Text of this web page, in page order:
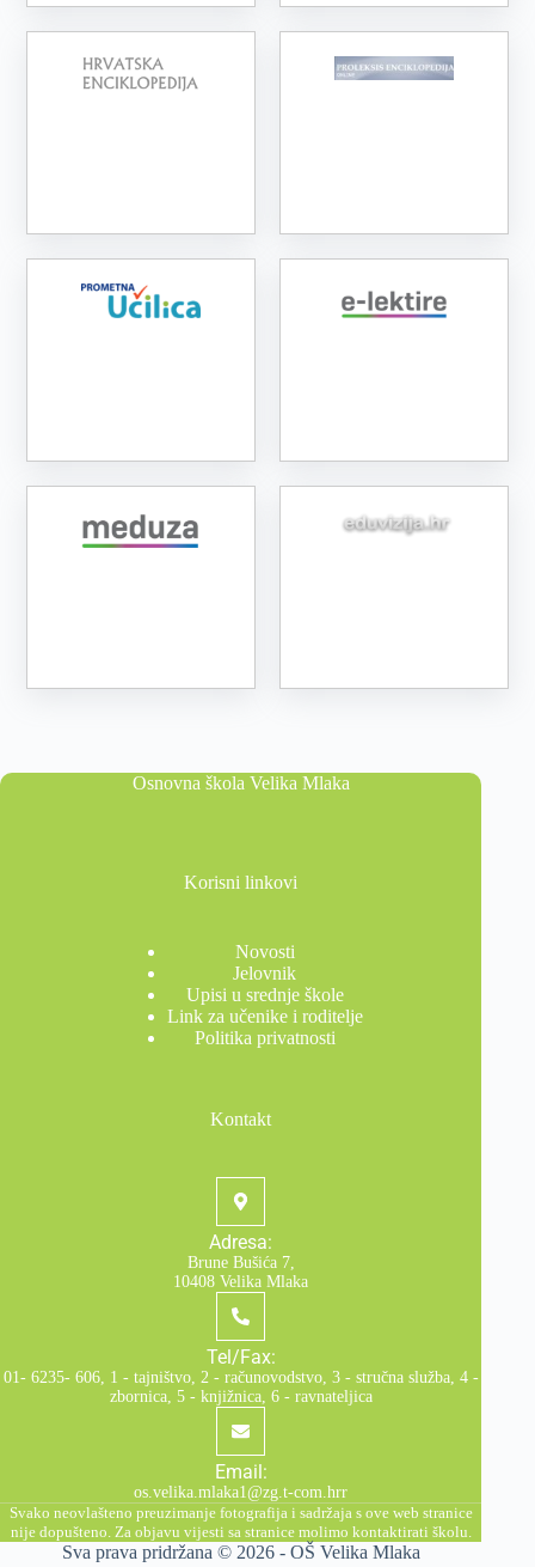
Osnovna škola Velika Mlaka
Korisni linkovi
Novosti
Jelovnik
Upisi u srednje škole
Link za učenike i roditelje
Politika privatnosti
Kontakt
Adresa:
Brune Bušića 7,
10408 Velika Mlaka
Tel/Fax:
01- 6235- 606, 1 - tajništvo, 2 - računovodstvo, 3 - stručna služba, 4 -
zbornica, 5 - knjižnica, 6 - ravnateljica
Email:
os.velika.mlaka1@zg.t-com.hrr
Svako neovlašteno preuzimanje fotografija i sadržaja s ove web stranice
nije dopušteno. Za objavu vijesti sa stranice molimo kontaktirati školu.
Sva prava pridržana © 2026 - OŠ Velika Mlaka